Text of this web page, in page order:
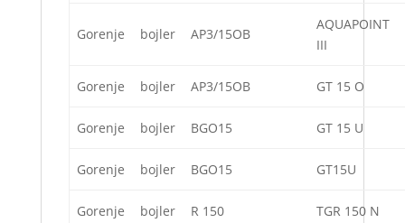
Gorenje bojler AP3/15OB
AQUAPOINT
III
Gorenje bojler AP3/15OB GT 15 O
Gorenje bojler BGO15 GT 15 U
Gorenje bojler BGO15 GT15U
Gorenje bojler R 150 TGR 150 N